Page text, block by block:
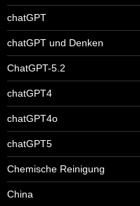
chatGPT
chatGPT und Denken
ChatGPT-5.2
chatGPT4
chatGPT4o
chatGPT5
Chemische Reinigung
China